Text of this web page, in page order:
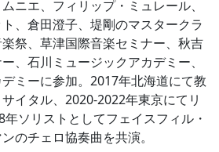
ニエ、フィリップ・ミュレール、
、倉田澄子、堤剛のマスタークラ
祭、草津国際音楽セミナー、秋吉
、石川ミュージックアカデミー、
ミーに参加。2017年北海道にて教
イタル、2020-2022年東京にてリ
ソリストとしてフェイスフィル・
のチェロ協奏曲を共演。